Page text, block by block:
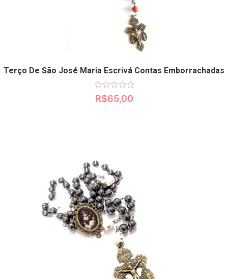
Terço De São José Maria Escrivá Contas Emborrachadas
Avaliação
0R$65,00